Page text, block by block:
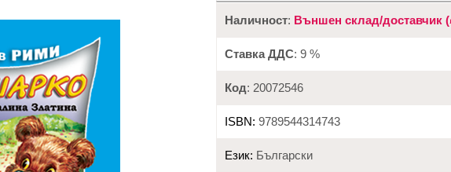
Наличност: Външен склад/доставчик (
Ставка ДДС: 9 %
Код: 20072546
ISBN: 9789544314743
Език: Български